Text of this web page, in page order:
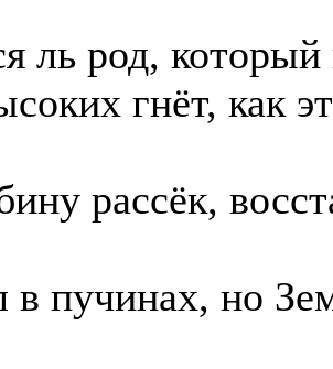
ль род, который
гнёт, как
рассёк,
пучинах, но